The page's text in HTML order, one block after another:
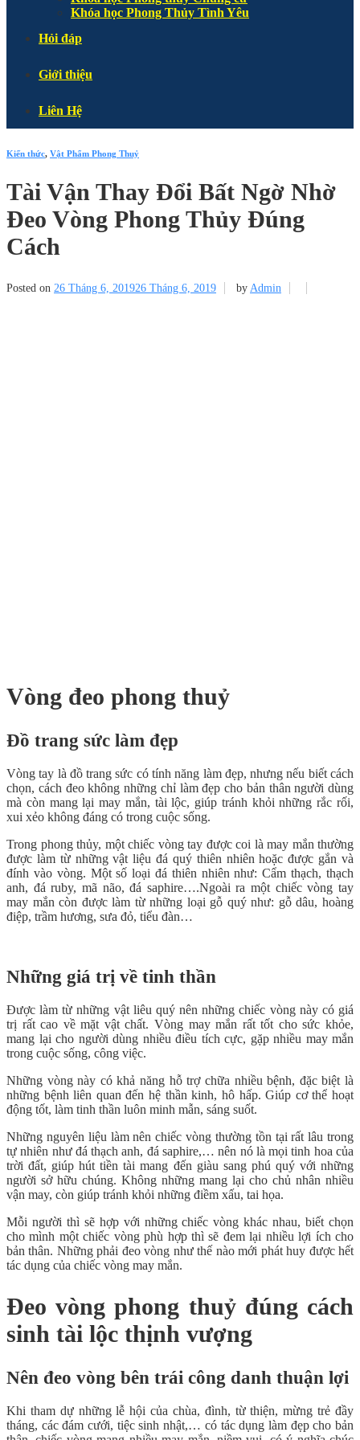
Khóa học Phong Thủy Tình Yêu
Hỏi đáp
Giới thiệu
Liên Hệ
Kiến thức, Vật Phẩm Phong Thuỷ
Tài Vận Thay Đổi Bất Ngờ Nhờ
Đeo Vòng Phong Thủy Đúng
Cách
Posted on 26 Tháng 6, 201926 Tháng 6, 2019 by Admin
Vòng đeo phong thuỷ
Đồ trang sức làm đẹp
Vòng tay là đồ trang sức có tính năng làm đẹp, nhưng nếu biết cách
chọn, cách đeo không những chỉ làm đẹp cho bản thân người dùng
mà còn mang lại may mắn, tài lộc, giúp tránh khỏi những rắc rối,
xui xẻo không đáng có trong cuộc sống.
Trong phong thủy, một chiếc vòng tay được coi là may mắn thường
được làm từ những vật liệu đá quý thiên nhiên hoặc được gắn và
đính vào vòng. Một số loại đá thiên nhiên như: Cẩm thạch, thạch
anh, đá ruby, mã não, đá saphire….Ngoài ra một chiếc vòng tay
may mắn còn được làm từ những loại gỗ quý như: gỗ dâu, hoàng
điệp, trầm hương, sưa đỏ, tiểu đàn…
Những giá trị về tinh thần
Được làm từ những vật liêu quý nên những chiếc vòng này có giá
trị rất cao về mặt vật chất. Vòng may mắn rất tốt cho sức khỏe,
mang lại cho người dùng nhiều điều tích cực, gặp nhiều may mắn
trong cuộc sống, công việc.
Những vòng này có khả năng hỗ trợ chữa nhiều bệnh, đặc biệt là
những bệnh liên quan đến hệ thần kinh, hô hấp. Giúp cơ thể hoạt
động tốt, làm tinh thần luôn minh mẫn, sáng suốt.
Những nguyên liệu làm nên chiếc vòng thường tồn tại rất lâu trong
tự nhiên như đá thạch anh, đá saphire,… nên nó là mọi tinh hoa của
trời đất, giúp hút tiền tài mang đến giàu sang phú quý với những
người sở hữu chúng. Không những mang lại cho chủ nhân nhiều
vận may, còn giúp tránh khỏi những điềm xấu, tai họa.
Mỗi người thì sẽ hợp với những chiếc vòng khác nhau, biết chọn
cho mình một chiếc vòng phù hợp thì sẽ đem lại nhiều lợi ích cho
bản thân. Những phải đeo vòng như thế nào mới phát huy được hết
tác dụng của chiếc vòng may mắn.
Đeo vòng phong thuỷ đúng cách
sinh tài lộc thịnh vượng
Nên đeo vòng bên trái công danh thuận lợi
Khi tham dự những lễ hội của chùa, đình, từ thiện, mừng trẻ đầy
tháng, các đám cưới, tiệc sinh nhật,… có tác dụng làm đẹp cho bản